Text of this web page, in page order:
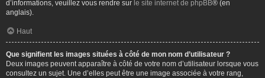
d’informations, veuillez vous rendre sur le site internet de phpBB® (en
anglais).
Haut
Que signifient les images situées à côté de mon nom d’utilisateur ?
Deux images peuvent apparaître à côté de votre nom d’utilisateur lorsque vous
consultez un sujet. Une d’elles peut être une image associée à votre rang,